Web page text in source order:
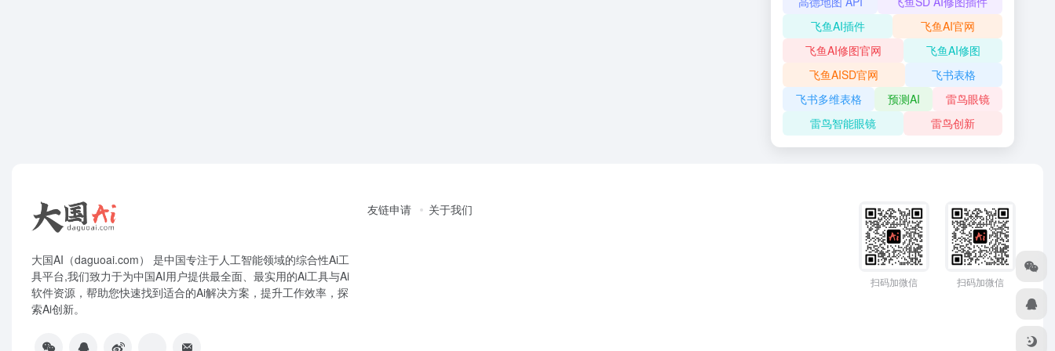
飞鱼AI插件
飞鱼AI官网
飞鱼AI修图官网
飞鱼AI修图
飞鱼AISD官网
飞书表格
飞书多维表格
预测AI
雷鸟眼镜
雷鸟智能眼镜
雷鸟创新
大国AI（daguoai.com） 是中国专注于人工智能领域的综合性Ai工
具平台,我们致力于为中国AI用户提供最全面、最实用的Ai工具与Ai
软件资源，帮助您快速找到适合的Ai解决方案，提升工作效率，探
索Ai创新。
友链申请 关于我们
扫码加微信 扫码加微信